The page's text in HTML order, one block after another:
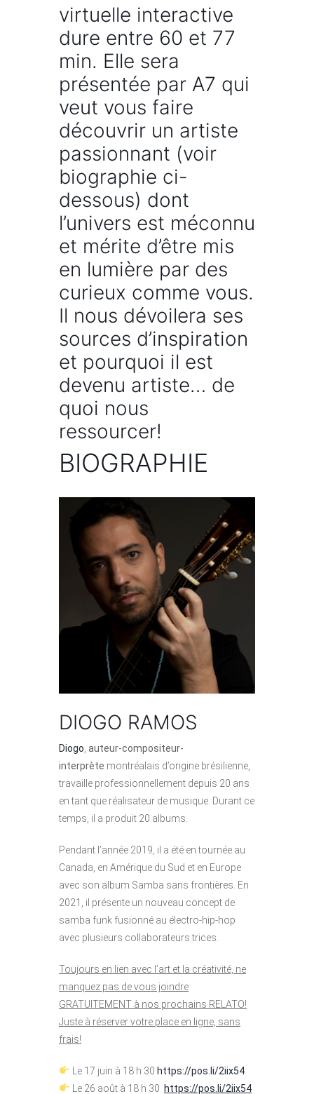
virtuelle interactive
dure entre 60 et 77
min. Elle sera
présentée par A7 qui
veut vous faire
découvrir un artiste
passionnant (voir
biographie ci-
dessous) dont
l’univers est méconnu
et mérite d’être mis
en lumière par des
curieux comme vous.
Il nous dévoilera ses
sources d’inspiration
et pourquoi il est
devenu artiste… de
quoi nous
ressourcer!
BIOGRAPHIE
DIOGO RAMOS
Diogo auteur-compositeur-
interprète montréalais d’origine brésilienne,
travaille professionnellement depuis 20 ans
en tant que réalisateur de musique. Durant ce
temps, il a produit 20 albums.
Pendant l’année 2019, il a été en tournée au
Canada, en Amérique du Sud et en Europe
avec son album Samba sans frontières. En
2021, il présente un nouveau concept de
samba funk fusionné au électro-hip-hop
avec plusieurs collaborateurs.trices.
Toujours en lien avec l’art et la créativité, ne
manquez pas de vous joindre
GRATUITEMENT à nos prochains RELATO!
Juste à réserver votre place en ligne, sans
frais!
Le 17 juin à 18 h 30 https://pos.li/2iix54
Le 26 août à 18 h 30 https://pos.li/2iix54